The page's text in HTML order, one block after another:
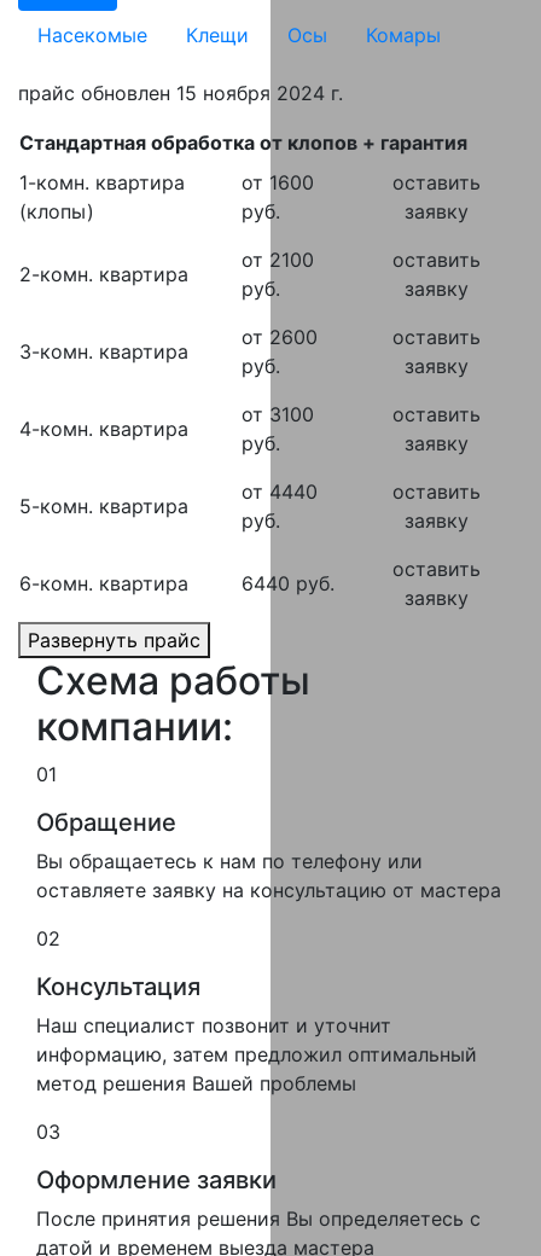
Насекомые
Клещи Осы Комары
прайс обновлен 15 ноября 2024 г.
Стандартная обработка от клопов + гарантия
1-комн. квартира
(клопы)
от 1600
руб.
оставить
заявку
2-комн. квартира
от 2100
руб.
оставить
заявку
3-комн. квартира
от 2600
руб.
оставить
заявку
4-комн. квартира
от 3100
руб.
оставить
заявку
5-комн. квартира
от 4440
руб.
оставить
заявку
6-комн. квартира 6440 руб.
оставить
заявку
Развернуть прайс
Схема работы
компании:
01
Обращение
Вы обращаетесь к нам по телефону или
оставляете заявку на консультацию от мастера
02
Консультация
Наш специалист позвонит и уточнит
информацию, затем предложил оптимальный
метод решения Вашей проблемы
03
Оформление заявки
После принятия решения Вы определяетесь с
датой и временем выезда мастера